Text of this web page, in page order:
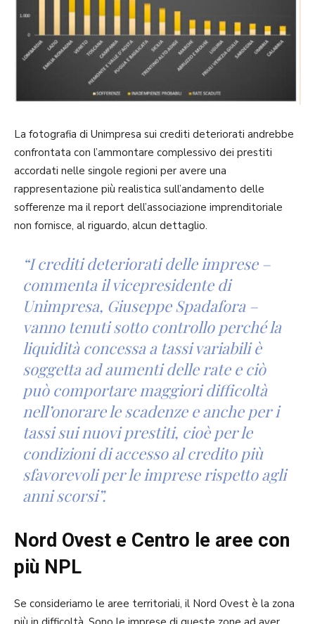
La fotografia di Unimpresa sui crediti deteriorati andrebbe
confrontata con l’ammontare complessivo dei prestiti
accordati nelle singole regioni per avere una
rappresentazione più realistica sull’andamento delle
sofferenze ma il report dell’associazione imprenditoriale
non fornisce, al riguardo, alcun dettaglio.
“I crediti deteriorati delle imprese –
commenta il vicepresidente di
Unimpresa, Giuseppe Spadafora –
vanno tenuti sotto controllo perché la
liquidità concessa a tassi variabili è
soggetta ad aumenti delle rate e ciò
può comportare maggiori difficoltà
nell’onorare le scadenze e anche per i
tassi sui nuovi prestiti, cioè per le
condizioni di accesso al credito più
sfavorevoli per le imprese rispetto agli
anni scorsi”.
Nord Ovest e Centro le aree con
più NPL
Se consideriamo le aree territoriali, il Nord Ovest è la zona